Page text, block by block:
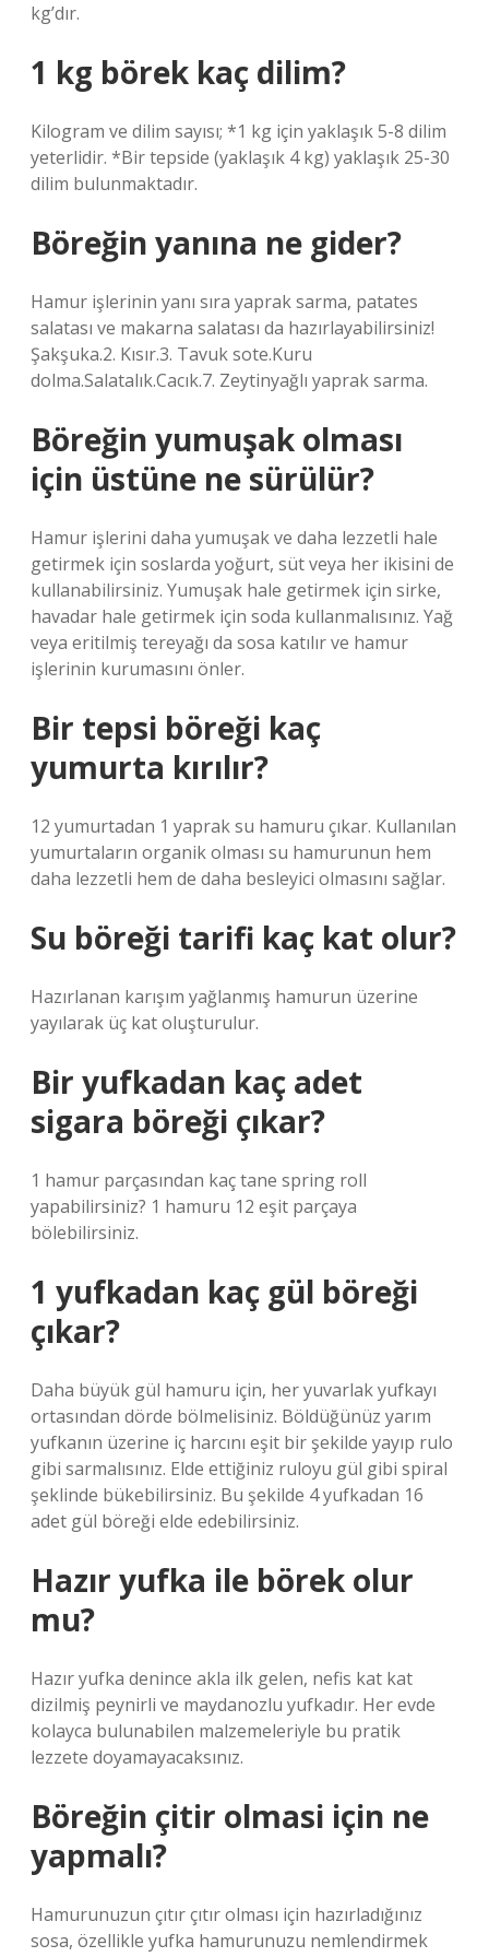
kg’dır.
1 kg börek kaç dilim?
Kilogram ve dilim sayısı; *1 kg için yaklaşık 5-8 dilim
yeterlidir. *Bir tepside (yaklaşık 4 kg) yaklaşık 25-30
dilim bulunmaktadır.
Böreğin yanına ne gider?
Hamur işlerinin yanı sıra yaprak sarma, patates
salatası ve makarna salatası da hazırlayabilirsiniz!
Şakşuka.2. Kısır.3. Tavuk sote.Kuru
dolma.Salatalık.Cacık.7. Zeytinyağlı yaprak sarma.
Böreğin yumuşak olması
için üstüne ne sürülür?
Hamur işlerini daha yumuşak ve daha lezzetli hale
getirmek için soslarda yoğurt, süt veya her ikisini de
kullanabilirsiniz. Yumuşak hale getirmek için sirke,
havadar hale getirmek için soda kullanmalısınız. Yağ
veya eritilmiş tereyağı da sosa katılır ve hamur
işlerinin kurumasını önler.
Bir tepsi böreği kaç
yumurta kırılır?
12 yumurtadan 1 yaprak su hamuru çıkar. Kullanılan
yumurtaların organik olması su hamurunun hem
daha lezzetli hem de daha besleyici olmasını sağlar.
Su böreği tarifi kaç kat olur?
Hazırlanan karışım yağlanmış hamurun üzerine
yayılarak üç kat oluşturulur.
Bir yufkadan kaç adet
sigara böreği çıkar?
1 hamur parçasından kaç tane spring roll
yapabilirsiniz? 1 hamuru 12 eşit parçaya
bölebilirsiniz.
1 yufkadan kaç gül böreği
çıkar?
Daha büyük gül hamuru için, her yuvarlak yufkayı
ortasından dörde bölmelisiniz. Böldüğünüz yarım
yufkanın üzerine iç harcını eşit bir şekilde yayıp rulo
gibi sarmalısınız. Elde ettiğiniz ruloyu gül gibi spiral
şeklinde bükebilirsiniz. Bu şekilde 4 yufkadan 16
adet gül böreği elde edebilirsiniz.
Hazır yufka ile börek olur
mu?
Hazır yufka denince akla ilk gelen, nefis kat kat
dizilmiş peynirli ve maydanozlu yufkadır. Her evde
kolayca bulunabilen malzemeleriyle bu pratik
lezzete doyamayacaksınız.
Böreğin çitir olmasi için ne
yapmalı?
Hamurunuzun çıtır çıtır olması için hazırladığınız
sosa, özellikle yufka hamurunuzu nemlendirmek